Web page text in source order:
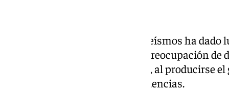
La encadenación continua de seísmos ha dado
desplazados, pero la principal preocupación
estas localidades griegas es que, al producirse
un tsunami con graves consecuencias.